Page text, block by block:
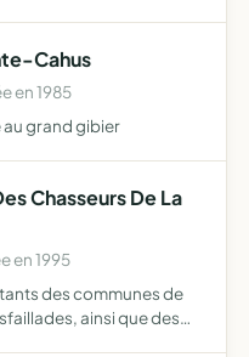
Cahus
en 1985
au grand gibier
Chasseurs De La
en 1995
des communes de
ainsi que des